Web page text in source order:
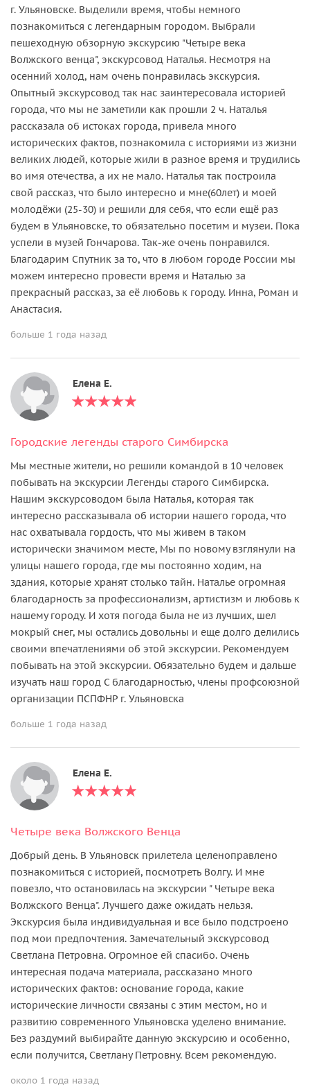
г. Ульяновске. Выделили время, чтобы немного
познакомиться с легендарным городом. Выбрали
пешеходную обзорную экскурсию "Четыре века
Волжского венца", экскурсовод Наталья. Несмотря на
осенний холод, нам очень понравилась экскурсия.
Опытный экскурсовод так нас заинтересовала историей
города, что мы не заметили как прошли 2 ч. Наталья
рассказала об истоках города, привела много
исторических фактов, познакомила с историями из жизни
великих людей, которые жили в разное время и трудились
во имя отечества, а их не мало. Наталья так построила
свой рассказ, что было интересно и мне(60лет) и моей
молодёжи (25-30) и решили для себя, что если ещё раз
будем в Ульяновске, то обязательно посетим и музеи. Пока
успели в музей Гончарова. Так-же очень понравился.
Благодарим Спутник за то, что в любом городе России мы
можем интересно провести время и Наталью за
прекрасный рассказ, за её любовь к городу. Инна, Роман и
Анастасия.
больше 1 года назад
Елена Е.
Городские легенды старого Симбирска
Мы местные жители, но решили командой в 10 человек
побывать на экскурсии Легенды старого Симбирска.
Нашим экскурсоводом была Наталья, которая так
интересно рассказывала об истории нашего города, что
нас охватывала гордость, что мы живем в таком
исторически значимом месте, Мы по новому взглянули на
улицы нашего города, где мы постоянно ходим, на
здания, которые хранят столько тайн. Наталье огромная
благодарность за профессионализм, артистизм и любовь к
нашему городу. И хотя погода была не из лучших, шел
мокрый снег, мы остались довольны и еще долго делились
своими впечатлениями об этой экскурсии. Рекомендуем
побывать на этой экскурсии. Обязательно будем и дальше
изучать наш город С благодарностью, члены профсоюзной
организации ПСПФНР г. Ульяновска
больше 1 года назад
Елена Е.
Четыре века Волжского Венца
Добрый день. В Ульяновск прилетела целеноправлено
познакомиться с историей, посмотреть Волгу. И мне
повезло, что остановилась на экскурсии " Четыре века
Волжского Венца". Лучшего даже ожидать нельзя.
Экскурсия была индивидуальная и все было подстроено
под мои предпочтения. Замечательный экскурсовод
Светлана Петровна. Огромное ей спасибо. Очень
интересная подача материала, рассказано много
исторических фактов: основание города, какие
исторические личности связаны с этим местом, но и
развитию современного Ульяновска уделено внимание.
Без раздумий выбирайте данную экскурсию и особенно,
если получится, Светлану Петровну. Всем рекомендую.
около 1 года назад